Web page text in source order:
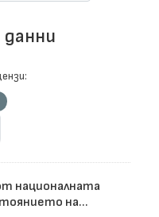
националната
на...